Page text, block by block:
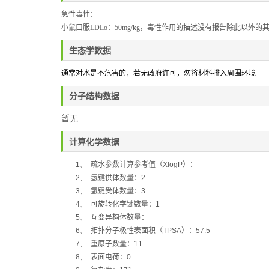
急性毒性：
小鼠口服LDLo： 50mg/kg，毒性作用的描述没有报告除此以外的
生态学数据
通常对水是不危害的，若无政府许可，勿将材料排入周围环境
分子结构数据
暂无
计算化学数据
1、 疏水参数计算参考值（XlogP）：
2、
氢键供体数量： 2
3、
氢键受体数量： 3
4、
可旋转化学键数量： 1
5、
互变异构体数量：
6、
拓扑分子极性表面积（TPSA）： 57.5
7、
重原子数量： 11
8、
表面电荷： 0